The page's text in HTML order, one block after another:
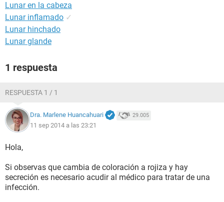
Lunar en la cabeza
Lunar inflamado ✓
Lunar hinchado
Lunar glande
1 respuesta
RESPUESTA 1 / 1
Dra. Marlene Huancahuari 29.005
11 sep 2014 a las 23:21
Hola,
Si observas que cambia de coloración a rojiza y hay
secreción es necesario acudir al médico para tratar de una
infección.